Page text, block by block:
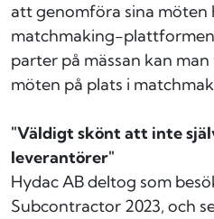
att genomföra sina möten
matchmaking-
parter på mässan kan
möten på plats i
"Väldigt skönt att inte
leverantörer"
Hydac AB deltog som
Subcontractor 2023, och